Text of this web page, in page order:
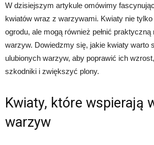
W dzisiejszym artykule omówimy
kwiatów wraz z warzywami. Kwiaty nie tylko
ogrodu, ale mogą również pełnić praktyczną
warzyw. Dowiedzmy się, jakie kwiaty warto
ulubionych warzyw, aby poprawić ich
szkodniki i zwiększyć plony.
Kwiaty, które wspierają
warzyw